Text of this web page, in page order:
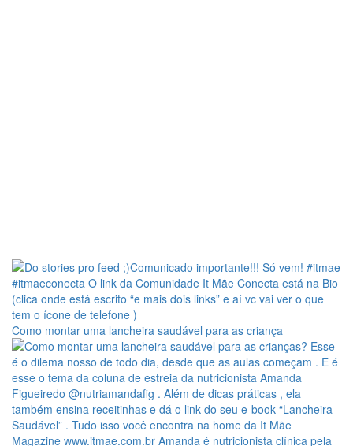
Como montar uma lancheira saudável para as criança